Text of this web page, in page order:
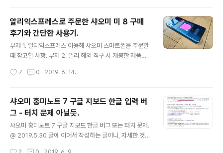
니, 글이 길어져서 나눈 것이다. 그리고 셀피 사진과 동영상
도 같이 올렸으니, 참고하길 권한다.리려고 했으나, 길어져
서 다음에 적을 계획이다. 해외에서 인정받는 샤오미 미 8
의 사진 품질. 샤오미 미 8은 해외에서(샤오미 스마트 폰이
판매가 되지 않는 미국을 위주로 미국 언론에 많이 노출되
다. 이전 제품이나 저가 제품들에서는 약간 사진 품질이 부
알리익스프레스로 주문한 샤오미 미 8 구매
후기와 간단한 사용기.
부제 1. 알리익스프레스 이용해 샤오미 스마트폰을 주문할
때 참고할 사항. 부제 2. 알리 해외 직구 시 개봉한 제품에
쉽 다운 성능. 그러나 내 사용 용도에서는 오버 스펙.... 부제
신 환경--전파인증법, VOLTE. 작년 말쯤에 샀던 샤오미
미 Mi 8이긴 하지만, 샤오미의 플래그쉽 라인이어서 아직
도 성능, 카메라, 디자인, 마감 등 어느 것 하나 뒤쳐지지 않
는다. 그리고 해외 직구를 하면, 철지난 플래그쉽이어서 제
법 저렴한 가격에 구매할 수 있다.--64기가 310달러 정도
7 0 2019. 6. 14.
샤오미 홍미노트 7 구글 지보드 한글 입력 버
그 - 터치 문제 아닐듯.
샤오미 홍미노트 7 구글 지보드 한글 버그 또는 터치 문제.
@ 2019.5.30 글에 이어서 작성하는 글이니, 자세한 것은